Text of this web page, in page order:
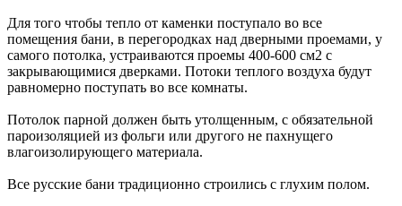
Для того чтобы тепло от каменки поступало во все
помещения бани, в перегородках над дверными проемами, у
самого потолка, устраиваются проемы 400-600 см2 с
закрывающимися дверками. Потоки теплого воздуха будут
равномерно поступать во все комнаты.
Потолок парной должен быть утолщенным, с обязательной
пароизоляцией из фольги или другого не пахнущего
влагоизолирующего материала.
Все русские бани традиционно строились с глухим полом.